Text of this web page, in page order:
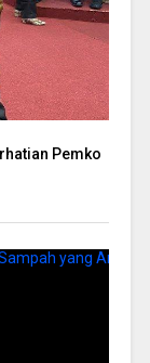
Pemko